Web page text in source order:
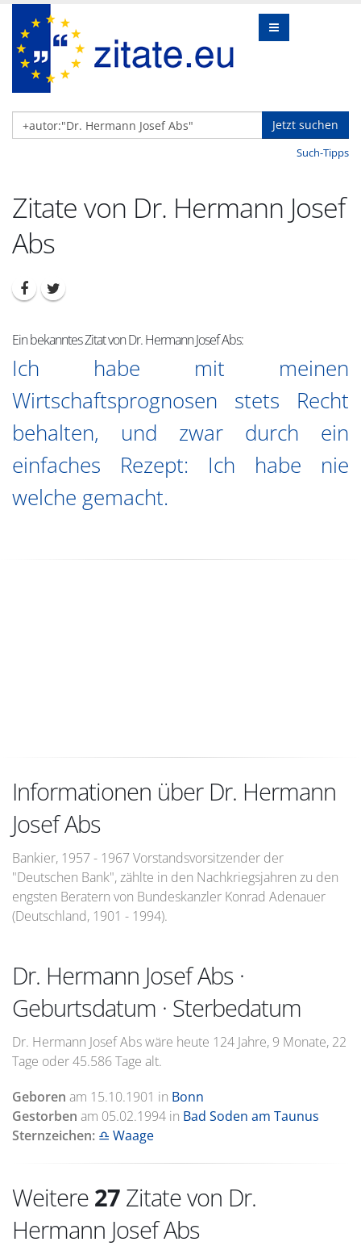
Jetzt suchen
Such-Tipps
Zitate von Dr. Hermann Josef
Abs
Ein bekanntes Zitat von Dr. Hermann Josef Abs:
Ich habe mit meinen
Wirtschaftsprognosen stets Recht
behalten, und zwar durch ein
einfaches Rezept: Ich habe nie
welche gemacht.
Informationen über Dr. Hermann
Josef Abs
Bankier, 1957 - 1967 Vorstandsvorsitzender der
"Deutschen Bank", zählte in den Nachkriegsjahren zu den
engsten Beratern von Bundeskanzler Konrad Adenauer
(Deutschland, 1901 - 1994).
Dr. Hermann Josef Abs ·
Geburtsdatum · Sterbedatum
Dr. Hermann Josef Abs wäre heute 124 Jahre, 9 Monate, 22
Tage oder 45.586 Tage alt.
Geboren am 15.10.1901 in Bonn
Gestorben am 05.02.1994 in Bad Soden am Taunus
Sternzeichen: ♎ Waage
Weitere 27 Zitate von Dr.
Hermann Josef Abs